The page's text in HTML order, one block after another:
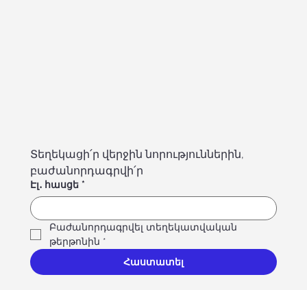
Տեղեկացի՛ր վերջին նորություններին,
բաժանորդագրվի՛ր
Էլ․ հասցե *
Բաժանորդագրվել տեղեկատվական
թերթոնին *
Հաստատել